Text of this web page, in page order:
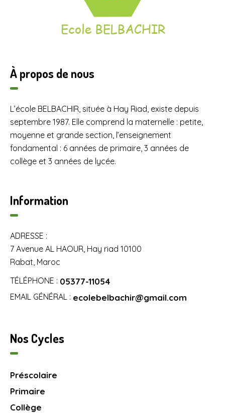
À propos de nous
L’école BELBACHIR, située à Hay Riad, existe depuis
septembre 1987. Elle comprend la maternelle : petite,
moyenne et grande section, l’enseignement
fondamental : 6 années de primaire, 3 années de
collège et 3 années de lycée.
Information
ADRESSE :
7 Avenue AL HAOUR, Hay riad 10100
Rabat, Maroc
TÉLÉPHONE : 05377-11054
EMAIL GÉNÉRAL : ecolebelbachir@gmail.com
Nos Cycles
Préscolaire
Primaire
Collège